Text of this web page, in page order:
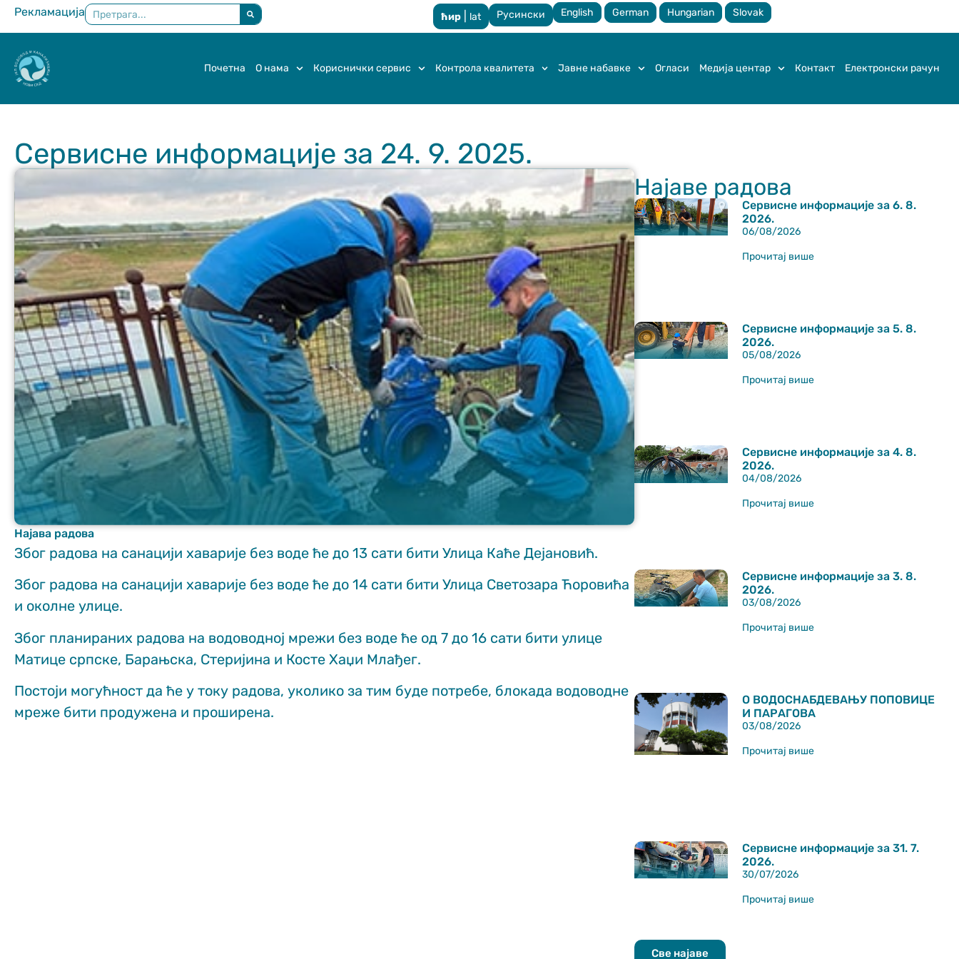
Рекламација ћир| lat Русински English German Hungarian Slovak
Почетна О нама Кориснички сервис Контрола квалитета Јавне набавке Огласи Медија центар Контакт Електронски рачун
Најаве радова
Сервисне информације за 6. 8.
2026.
06/08/2026
Прочитај више
Сервисне информације за 5. 8.
2026.
05/08/2026
Прочитај више
Сервисне информације за 4. 8.
2026.
04/08/2026
Прочитај више
Сервисне информације за 3. 8.
2026.
03/08/2026
Прочитај више
О ВОДОСНАБДЕВАЊУ ПОПОВИЦЕ
И ПАРАГОВА
03/08/2026
Прочитај више
Сервисне информације за 31. 7.
2026.
30/07/2026
Прочитај више
Све најаве
Сервисне информације за 24. 9. 2025.
Најава радова
Због радова на санацији хаварије без воде ће до 13 сати бити Улица Каће Дејановић.
Због радова на санацији хаварије без воде ће до 14 сати бити Улица Светозара Ћоровића
и околне улице.
Због планираних радова на водоводној мрежи без воде ће од 7 до 16 сати бити улице
Матице српске, Барањска, Стеријина и Косте Хаџи Млађег.
Постоји могућност да ће у току радова, уколико за тим буде потребе, блокада водоводне
мреже бити продужена и проширена.
Неопходно
These
cookies are
not optional.
They are
needed for
the website
to function.
Статистика
In order for us
the website's
and structure,
the website is